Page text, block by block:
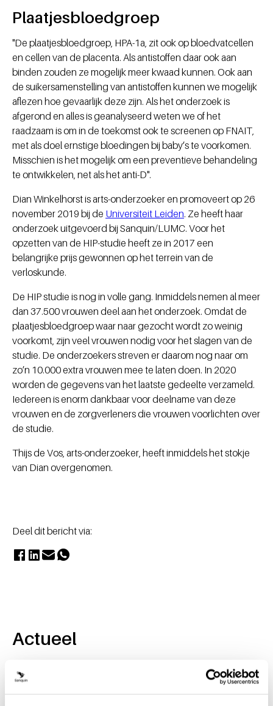
Plaatjesbloedgroep
"De plaatjesbloedgroep, HPA-1a, zit ook op bloedvatcellen
en cellen van de placenta. Als antistoffen daar ook aan
binden zouden ze mogelijk meer kwaad kunnen. Ook aan
de suikersamenstelling van antistoffen kunnen we mogelijk
aflezen hoe gevaarlijk deze zijn. Als het onderzoek is
afgerond en alles is geanalyseerd weten we of het
raadzaam is om in de toekomst ook te screenen op FNAIT,
met als doel ernstige bloedingen bij baby’s te voorkomen.
Misschien is het mogelijk om een preventieve behandeling
te ontwikkelen, net als het anti-D".
Dian Winkelhorst is arts-onderzoeker en promoveert op 26
november 2019 bij de Universiteit Leiden. Ze heeft haar
onderzoek uitgevoerd bij Sanquin/LUMC. Voor het
opzetten van de HIP-studie heeft ze in 2017 een
belangrijke prijs gewonnen op het terrein van de
verloskunde.
De HIP studie is nog in volle gang. Inmiddels nemen al meer
dan 37.500 vrouwen deel aan het onderzoek. Omdat de
plaatjesbloedgroep waar naar gezocht wordt zo weinig
voorkomt, zijn veel vrouwen nodig voor het slagen van de
studie. De onderzoekers streven er daarom nog naar om
zo’n 10.000 extra vrouwen mee te laten doen. In 2020
worden de gegevens van het laatste gedeelte verzameld.
Iedereen is enorm dankbaar voor deelname van deze
vrouwen en de zorgverleners die vrouwen voorlichten over
de studie.
Thijs de Vos, arts-onderzoeker, heeft inmiddels het stokje
van Dian overgenomen.
Deel dit bericht via:
Actueel